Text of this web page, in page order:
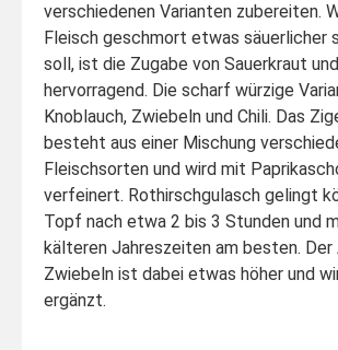
verschiedenen Varianten zubereiten.
Fleisch geschmort etwas säuerlicher
soll, ist die Zugabe von Sauerkraut
hervorragend. Die scharf würzige
Knoblauch, Zwiebeln und Chili. Das
besteht aus einer Mischung
Fleischsorten und wird mit
verfeinert. Rothirschgulasch gelingt
Topf nach etwa 2 bis 3 Stunden und
kälteren Jahreszeiten am besten. Der
Zwiebeln ist dabei etwas höher und
ergänzt.